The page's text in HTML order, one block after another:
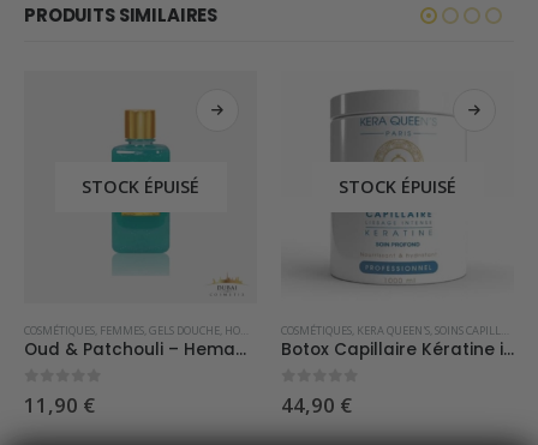
PRODUITS SIMILAIRES
STOCK ÉPUISÉ
COSMÉTIQUES FEMMES GELS DOUCHE HOMMES
Oud & Patchouli – Hemadi Luxury Oud
0 sur 5
11,90 €
STOCK ÉPUISÉ
COSMÉTIQUES KERA QUEEN'S SOINS CAPILLAIRES
Botox Capillaire Kératine intense 1000ml
0 sur 5
44,90 €